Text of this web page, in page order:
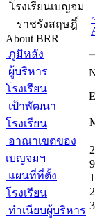
โรงเรียนเบญจม
ราชรังสฤษฎิ์
About BRR
ภูมิหลัง
ผู้บริหาร
โรงเรียน
เป้าพัฒนา
โรงเรียน
อาณาเขตของ
เบญจมฯ
แผนที่ที่ตั้ง
โรงเรียน
ทำเนียบผู้บริหาร
2
9